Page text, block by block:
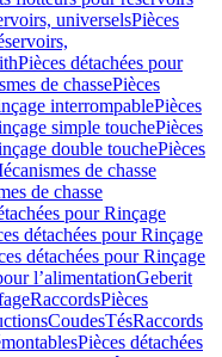
universelsPièces
Pièces détachées pour
de chassePièces
interrompablePièces
simple touchePièces
double touchePièces
de chasse
de chasse
pour Rinçage
détachées pour Rinçage
détachées pour Rinçage
l’alimentationGeberit
RaccordsPièces
CoudesTésRaccords
Pièces détachées